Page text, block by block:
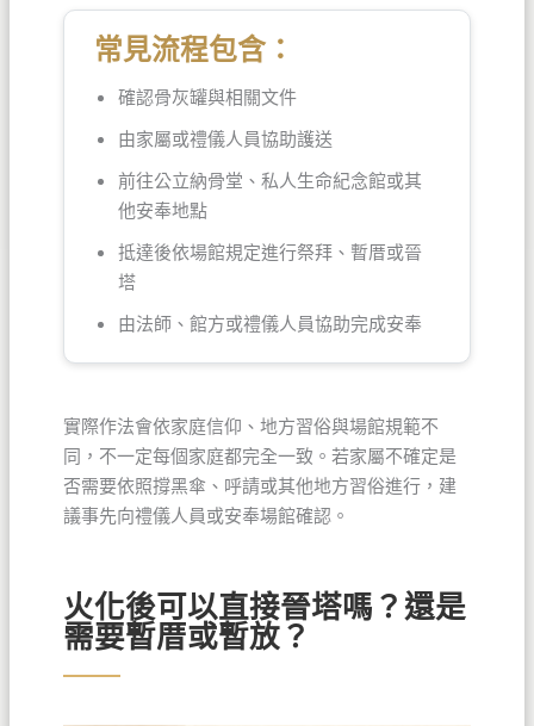
常見流程包含：
確認骨灰罐與相關文件
由家屬或禮儀人員協助護送
前往公立納骨堂、私人生命紀念館或其
他安奉地點
抵達後依場館規定進行祭拜、暫厝或晉
塔
由法師、館方或禮儀人員協助完成安奉
實際作法會依家庭信仰、地方習俗與場館規範不
同，不一定每個家庭都完全一致。若家屬不確定是
否需要依照撐黑傘、呼請或其他地方習俗進行，建
議事先向禮儀人員或安奉場館確認。
火化後可以直接晉塔嗎？還是
需要暫厝或暫放？